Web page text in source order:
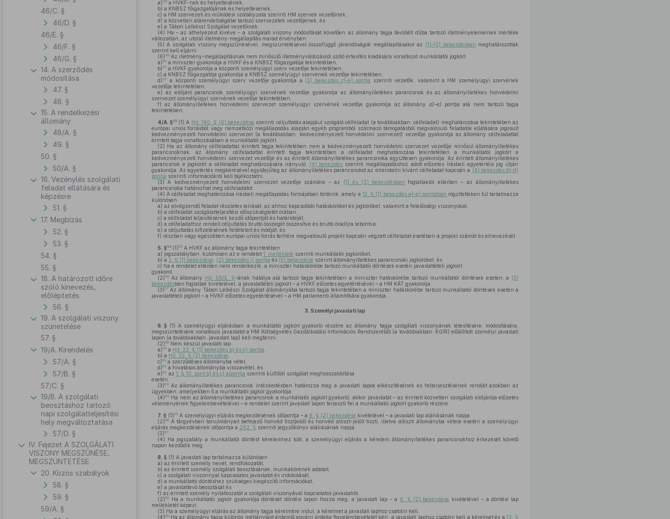
46/C. §
46/D. §
46/E. §
46/F. §
46/G. §
14. A szerződés
módosítása
47. §
48. §
15. A rendelkezési
állomány
48/A. §
49. §
50. §
50/A. §
16. Vezénylés szolgálati
feladat ellátására és
képzésre
51. §
17. Megbízás
52. §
53. §
54. §
55. §
18. A határozott időre
szóló kinevezés,
előléptetés
56. §
19. A szolgálati viszony
szünetelése
57. §
19/A. Kirendelés
57/A. §
57/B. §
57/C. §
19/B. A szolgálati
beosztáshoz tartozó
napi szolgálatteljesítési
hely megváltoztatása
57/D. §
IV. Fejezet A SZOLGÁLATI
VISZONY MEGSZŰNÉSE,
MEGSZÜNTETÉSE
20. Közös szabályok
58. §
59. §
59/A. §
a)48a HVKF-nek és helyettesének,
b) a KNBSZ főigazgatójának és helyettesének,
c) a HM szervezeti és működési szabályzata szerinti HM szervek vezetőinek,
d) a közvetlen alárendeltségébe tartozó szervezetek vezetőjének, és
e) a Tábori Lelkészi Szolgálat vezetőinek.
(4) Ha – az áthelyezést kivéve – a szolgálati viszony módosítását követően az állomány tagja távolléti díjba tartozó illetményelemeinek mértéke
változatlan, az utolsó illetmény-megállapítás marad érvényben.
(5) A szolgálati viszony megszűnésével, megszüntetésével összefüggő járandóságok megállapításakor az (1)–(3) bekezdésben meghatározottak
szerint kell eljárni.
(6)49Az illetmény-megállapításnak nem minősülő illetményváltozásról szóló értesítés kiadására vonatkozó munkáltatói jogkört
a)50a miniszter gyakorolja a HVKF és a KNBSZ főigazgatója tekintetében,
b)51 a HVKF gyakorolja a központi személyügyi szerv vezetője tekintetében,
c) a KNBSZ főigazgatója gyakorolja a KNBSZ személyügyi szervének vezetője tekintetében,
d)52 a központi személyügyi szerv vezetője gyakorolja a (3) bekezdés c)–e) pontja
szerinti vezetők, valamint a HM személyügyi szervének
vezetője tekintetében,
e) az elöljáró parancsnok személyügyi szervének vezetője gyakorolja az állományilletékes parancsnok és az állományilletékes honvédelmi
szervezet személyügyi szervének vezetője tekintetében,
f) az állományilletékes honvédelmi szervezet személyügyi szervének vezetője gyakorolja az állomány a)–e) pontja alá nem tartozó tagja
tekintetében.
4/A. §53 (1) A Hjt. 140. § (6) bekezdése szerinti céljuttatás alapjául szolgáló célfeladat (a továbbiakban: célfeladat) meghatározása tekintetében az
európai uniós forrásból vagy nemzetközi megállapodás alapján egyéb programból származó támogatásból megvalósuló feladatok ellátására jogosult
kedvezményezett honvédelmi szervezet (a továbbiakban: kedvezményezett honvédelmi szervezet) vezetője gyakorolja az állomány célfeladattal
érintett tagja vonatkozásában a munkáltatói jogkört.
(2) Ha az állomány célfeladattal érintett tagja tekintetében nem a kedvezményezett honvédelmi szervezet vezetője minősül állományilletékes
parancsnoknak, az állomány célfeladattal érintett tagja tekintetében a célfeladat meghatározása tekintetében a munkáltatói jogkört a
kedvezményezett honvédelmi szervezet vezetője és az érintett állományilletékes parancsnoka együttesen gyakorolja. Az érintett állományilletékes
parancsnok e jogkörét a célfeladat meghatározására irányuló,
(4) bekezdés szerinti megállapodáshoz adott előzetes írásbeli egyetértési jog útján
gyakorolja. Az egyetértés megkérésével egyidejűleg az állományilletékes parancsnokot az elrendelni kívánt célfeladat kapcsán a (4) bekezdés b)–d)
pontja szerinti információkról kell tájékoztatni.
(3) A kedvezményezett honvédelmi szervezet vezetője számára – az (1) és (2) bekezdésben foglaltaktól eltérően – az állományilletékes
parancsnoka határozhat meg célfeladatot.
(4) A célfeladat meghatározása írásbeli megállapodás formájában történik, amely a13. § (1) bekezdés a)–e) pontjában rögzítetteken túl tartalmazza
különösen
a) az elvégzendő feladat részletes leírását, az ahhoz kapcsolódó hatásköröket és jogköröket, valamint a felelősségi viszonyokat,
b) a célfeladat szolgálatteljesítési időszükségletét órában,
c) a célfeladat teljesítésének kezdő időpontját és határidejét,
d) a célfeladathoz rendelt céljuttatás bruttó összegét összesítve és bruttó óradíjra lebontva,
e) a céljuttatás kifizetésének feltételeit és módját, és
f) részben vagy egészében európai uniós forrás terhére megvalósuló projekt kapcsán végzett célfeladat esetében a projekt számát és elnevezését.
5. §54 (1)55A HVKF az állomány tagja tekintetében
a) jogszabályban, különösen az e rendelet 1. melléklete szerinti munkáltatói jogköröket,
b) a 3. § (1) bekezdése (2) bekezdés i) pontja és (5) bekezdése szerint állományilletékes parancsnoki jogköröket, és
c) ha e rendelet eltérően nem rendelkezik, a miniszter hatáskörébe tartozó munkáltatói döntések esetén javaslattételi jogkört
gyakorol.
(2)56Az állomány Hjt. 58/E. §-ának hatálya alá tartozó tagja tekintetében a miniszter hatáskörébe tartozó munkáltatói döntések esetén, a (3)
bekezdésben foglaltak kivételével, a javaslattételi jogkört – a HVKF előzetes egyetértésével – a HM KÁT gyakorolja.
(3)57Az állomány Tábori Lelkészi Szolgálat állományába tartozó tagja tekintetében a miniszter hatáskörébe tartozó munkáltatói döntések esetén a
javaslattételi jogkört – a HVKF előzetes egyetértésével – a HM parlamenti államtitkára gyakorolja.
3. Személyi javaslati lap
6. § (1) A személyügyi eljárásban a munkáltatói jogkört gyakorló részére az állomány tagja szolgálati viszonyának létesítésére, módosítására,
megszüntetésére vonatkozó javaslatot a HM Költségvetés Gazdálkodási Információs Rendszeréből (a továbbiakban: KGIR) előállított személyi javaslati
lapon (a továbbiakban: javaslati lap) kell megtenni.
(2)58Nem készül javaslati lap
a)59a Hjt. 32. § (1) bekezdés b) és e) pontja
b) a Hjt. 32. § (2) bekezdése
c)60a szerződéses állományba vétel,
d)61 a hivatásos állományba visszavétel, és
e)62 az 1. § 10. pont b) és c) alpontja szerinti külföldi szolgálat meghosszabbítása
esetén.
(3)63Az állományilletékes parancsnok intézkedésben határozza meg a javaslati lapok elkészítésének és felterjesztésének rendjét azokban az
ügyekben, amelyekben ő a munkáltatói jogkör gyakorlója.
(4)64Ha nem az állományilletékes parancsnok a munkáltatói jogkört gyakorló, akkor javaslatát – az érintett közvetlen szolgálati elöljárója előzetes
véleményének figyelembevételével – e rendelet szerint javaslati lapon terjeszti fel a munkáltatói jogkört gyakorló részére.
7. § (1)65A személyügyi eljárás megkezdésének időpontja – a 6. § (2) bekezdése kivételével – a javaslati lap aláírásának napja.
(2)66A tárgyévben tanulmányait befejező honvéd tisztjelölt és honvéd altiszt-jelölt tiszti, illetve altiszti állományba vétele esetén a személyügyi
eljárás megkezdésének időpontja a 262. § szerinti jegyzőkönyv aláírásának napja.
(3)67
(4) Ha jogszabály a munkáltatói döntést kérelemhez köti, a személyügyi eljárás a kérelem állományilletékes parancsnokhoz érkezését követő
napon kezdődik meg.
8. § (1) A javaslati lap tartalmazza különösen
a) az érintett személy nevét, rendfokozatát,
b) az érintett személy szolgálati beosztásának, munkakörének adatait,
c) a szolgálati viszonnyal kapcsolatos javaslatot és indokolását,
d) a munkáltatói döntéshez szükséges kiegészítő információkat,
e) a javaslattevő beosztását és
f) az érintett személy nyilatkozatát a szolgálati viszonyával kapcsolatos javaslatról.
(2)68Ha a munkáltatói jogkör gyakorlója döntését döntési lapon hozza meg, a javaslati lap – a 6. § (2) bekezdése kivételével – a döntési lap
mellékletét képezi.
(3) Ha a személyügyi eljárás az állomány tagja kérelmére indul, a kérelmet a javaslati laphoz csatolni kell.
(4)69Ha az állomány tagja különös méltánylást érdemlő egyéni érdeke figyelembevételét kéri, a javaslati laphoz csatolni kell a kérelmet és a 12. §